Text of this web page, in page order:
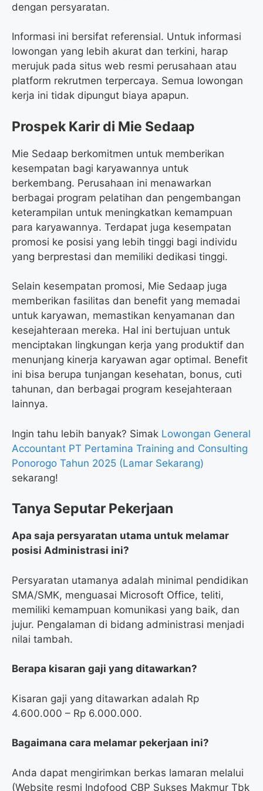
dengan persyaratan.
Informasi ini bersifat referensial. Untuk informasi
lowongan yang lebih akurat dan terkini, harap
merujuk pada situs web resmi perusahaan atau
platform rekrutmen terpercaya. Semua lowongan
kerja ini tidak dipungut biaya apapun.
Prospek Karir di Mie Sedaap
Mie Sedaap berkomitmen untuk memberikan
kesempatan bagi karyawannya untuk
berkembang. Perusahaan ini menawarkan
berbagai program pelatihan dan pengembangan
keterampilan untuk meningkatkan kemampuan
para karyawannya. Terdapat juga kesempatan
promosi ke posisi yang lebih tinggi bagi individu
yang berprestasi dan memiliki dedikasi tinggi.
Selain kesempatan promosi, Mie Sedaap juga
memberikan fasilitas dan benefit yang memadai
untuk karyawan, memastikan kenyamanan dan
kesejahteraan mereka. Hal ini bertujuan untuk
menciptakan lingkungan kerja yang produktif dan
menunjang kinerja karyawan agar optimal. Benefit
ini bisa berupa tunjangan kesehatan, bonus, cuti
tahunan, dan berbagai program kesejahteraan
lainnya.
Ingin tahu lebih banyak? Simak Lowongan General
Accountant PT Pertamina Training and Consulting
Ponorogo Tahun 2025 (Lamar Sekarang)
sekarang!
Tanya Seputar Pekerjaan
Apa saja persyaratan utama untuk melamar
posisi Administrasi ini?
Persyaratan utamanya adalah minimal pendidikan
SMA/SMK, menguasai Microsoft Office, teliti,
memiliki kemampuan komunikasi yang baik, dan
jujur. Pengalaman di bidang administrasi menjadi
nilai tambah.
Berapa kisaran gaji yang ditawarkan?
Kisaran gaji yang ditawarkan adalah Rp
4.600.000 – Rp 6.000.000.
Bagaimana cara melamar pekerjaan ini?
Anda dapat mengirimkan berkas lamaran melalui
(Website resmi Indofood CBP Sukses Makmur Tbk